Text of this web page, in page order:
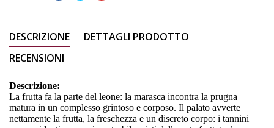
DESCRIZIONE
DETTAGLI PRODOTTO
RECENSIONI
Descrizione:
La frutta fa la parte del leone: la marasca incontra la prugna
matura in un complesso grintoso e corposo. Il palato avverte
nettamente la frutta, la freschezza e un discreto corpo: i tannini